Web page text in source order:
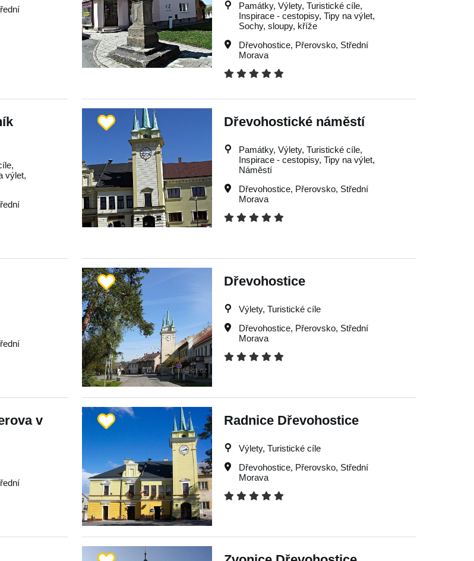
Památky, Výlety, Turistické cíle,
Inspirace - cestopisy, Tipy na výlet,
Sochy, sloupy, kříže
Dřevohostice, Přerovsko, Střední
Morava
výlet,
Dřevohostické náměstí
Památky, Výlety, Turistické cíle,
Inspirace - cestopisy, Tipy na výlet,
Náměstí
Dřevohostice, Přerovsko, Střední
Morava
Dřevohostice
Výlety, Turistické cíle
Dřevohostice, Přerovsko, Střední
Morava
v
Radnice Dřevohostice
Výlety, Turistické cíle
Dřevohostice, Přerovsko, Střední
Morava